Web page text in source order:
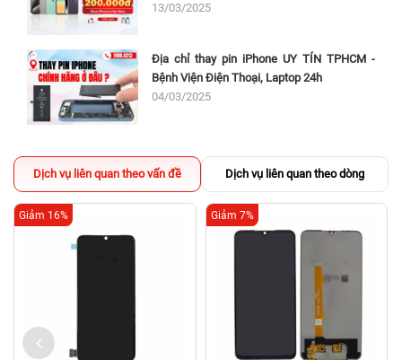
13/03/2025
Địa chỉ thay pin iPhone UY TÍN TPHCM -
Bệnh Viện Điện Thoại, Laptop 24h
04/03/2025
Dịch vụ liên quan theo vấn đề Dịch vụ liên quan theo dòng
Giảm 16% Giảm 7%